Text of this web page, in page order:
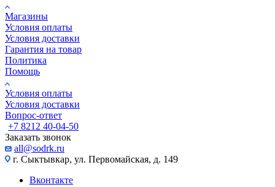
Магазины
Условия оплаты
Условия доставки
Гарантия на товар
Политика
Помощь
Условия оплаты
Условия доставки
Вопрос-ответ
+7 8212 40-04-50
Заказать звонок
all@sodrk.ru
г. Сыктывкар, ул. Первомайская, д. 149
Вконтакте